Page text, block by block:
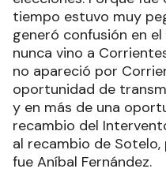
tiempo estuvo muy
generó confusión en
nunca vino a
no apareció por
oportunidad de
y en más de una
recambio del
al recambio de
fue Aníbal Fernández.